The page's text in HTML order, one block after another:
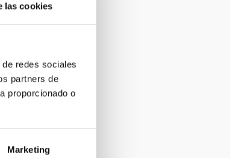
las cookies
redes sociales
partners de
proporcionado o
Marketing